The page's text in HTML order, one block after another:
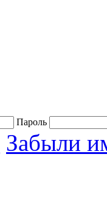
Пароль
Забыли